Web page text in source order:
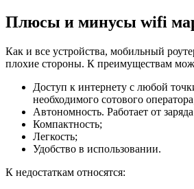
Плюсы и минусы wifi
Как и все устройства, мобильный
плохие стороны. К преимуществам
Доступ к интернету с любой
необходимого сотового
Автономность. Работает от
Компактность;
Легкость;
Удобство в использовании.
К недостаткам относятся: